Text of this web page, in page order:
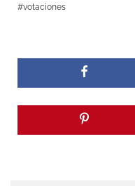
votaciones